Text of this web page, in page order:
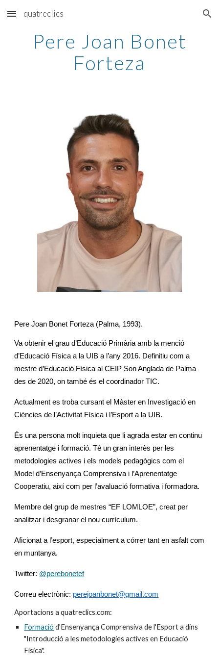
Skip to main content Skip to navigation
quatreclics
Pere Joan Bonet
Forteza
Pere Joan Bonet Forteza (Palma, 1993).
Va obtenir el grau d’Educació Primària amb la menció
d’Educació Física a la UIB a l’any 2016. Definitiu com a
mestre d’Educació Física al CEIP Son Anglada de Palma
des de 2020, on també és el coordinador TIC.
Actualment es troba cursant el Màster en Investigació en
Ciències de l’Activitat Física i l’Esport a la UIB.
És una persona molt inquieta que li agrada estar en continu
aprenentatge i formació. Té un gran interès per les
metodologies actives i els models pedagògics com el
Model d’Ensenyança Comprensiva i l’Aprenentatge
Cooperatiu, així com per l’avaluació formativa i formadora.
Membre del grup de mestres “EF LOMLOE”, creat per
analitzar i desgranar el nou currículum.
Aficionat a l’esport, especialment a córrer tant en asfalt com
en muntanya.
Twitter: @perebonetef
Correu electrònic: perejoanbonet@gmail.com
Aportacions a quatreclics.com:
Formació d'Ensenyança Comprensiva de l'Esport a dins
"Introducció a les metodologies actives en Educació
Física".